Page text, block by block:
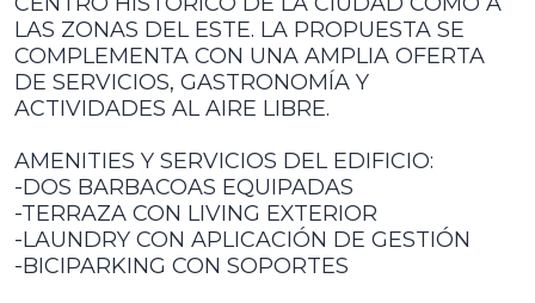
LAS ZONAS DEL ESTE. LA PROPUESTA SE
COMPLEMENTA CON UNA AMPLIA OFERTA
DE SERVICIOS, GASTRONOMÍA Y
ACTIVIDADES AL AIRE LIBRE.
AMENITIES Y SERVICIOS DEL EDIFICIO:
-DOS BARBACOAS EQUIPADAS
-TERRAZA CON LIVING EXTERIOR
-LAUNDRY CON APLICACIÓN DE GESTIÓN
-BICIPARKING CON SOPORTES